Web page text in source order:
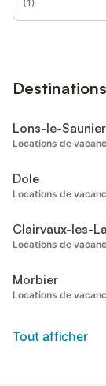
(1)
Lons-le-Saunier
Locations de
Dole
Locations de
Clairvaux-les-
Locations de
Morbier
Locations de
Tout afficher